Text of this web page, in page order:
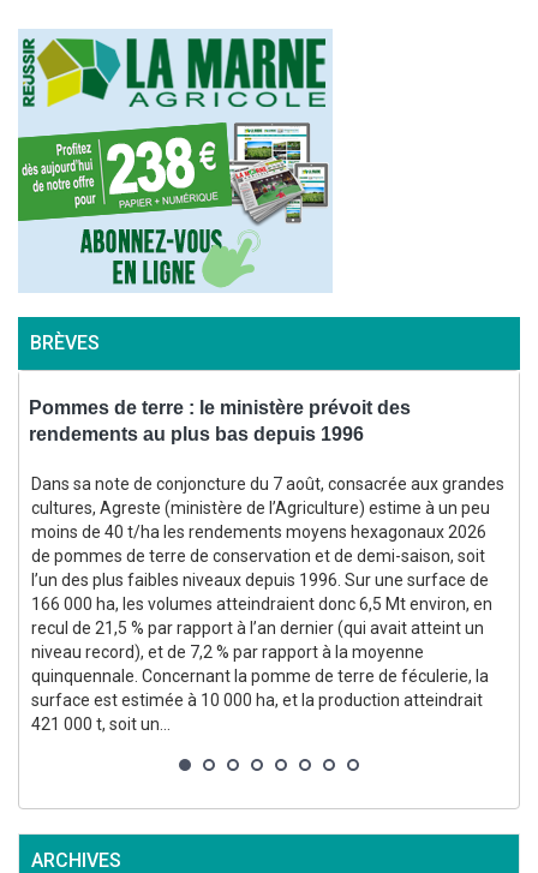
BRÈVES
Pommes de terre : le ministère prévoit des
rendements au plus bas depuis 1996
Dans sa note de conjoncture du 7 août, consacrée aux grandes
cultures, Agreste (ministère de l’Agriculture) estime à un peu
moins de 40 t/ha les rendements moyens hexagonaux 2026
de pommes de terre de conservation et de demi-saison, soit
l’un des plus faibles niveaux depuis 1996. Sur une surface de
166 000 ha, les volumes atteindraient donc 6,5 Mt environ, en
recul de 21,5 % par rapport à l’an dernier (qui avait atteint un
niveau record), et de 7,2 % par rapport à la moyenne
quinquennale. Concernant la pomme de terre de féculerie, la
surface est estimée à 10 000 ha, et la production atteindrait
421 000 t, soit un...
ARCHIVES